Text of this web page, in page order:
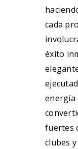
cada
éxito
energía
fuertes
clubes